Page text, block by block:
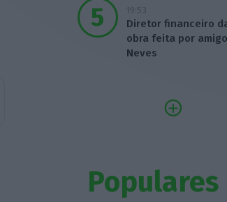
19:53
Diretor financeiro
obra feita por
Neves
Populares